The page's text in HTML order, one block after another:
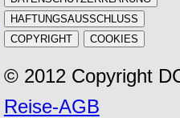
HAFTUNGSAUSSCHLUSS
COPYRIGHT
COOKIES
© 2012 Copyright
Reise-AGB